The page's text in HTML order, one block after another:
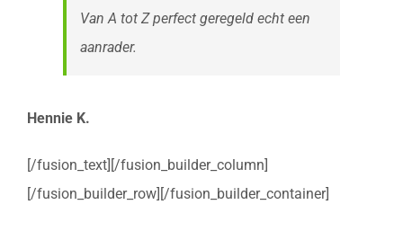
Van A tot Z perfect geregeld echt een
aanrader.
Hennie K.
[/fusion_text][/fusion_builder_column]
[/fusion_builder_row][/fusion_builder_container]